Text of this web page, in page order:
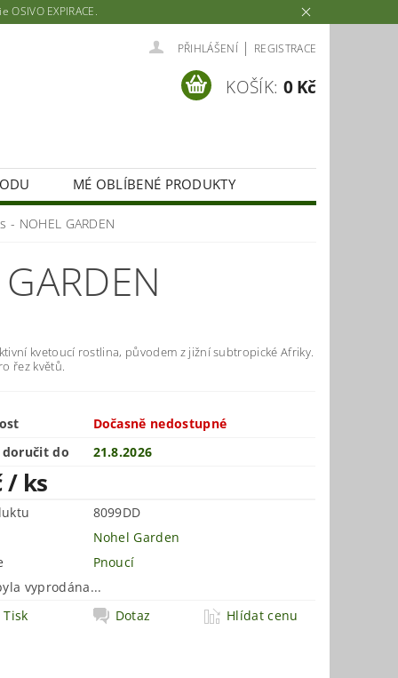
EXPIRACE.
PŘIHLÁŠENÍ | REGISTRACE
KOŠÍK: 0 Kč
MÉ OBLÍBENÉ PRODUKTY
- NOHEL GARDEN
kvetoucí rostlina, původem z jižní subtropické Afriky.
řez květů.
Dočasně nedostupné
doručit do
21.8.2026
/ ks
8099DD
Nohel Garden
Pnoucí
vyprodána...
Tisk
Dotaz Hlídat cenu